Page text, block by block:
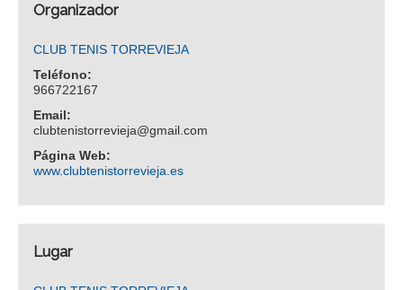
Organizador
CLUB TENIS TORREVIEJA
Teléfono:
966722167
Email:
clubtenistorrevieja@gmail.com
Página Web:
www.clubtenistorrevieja.es
Lugar